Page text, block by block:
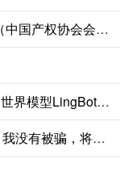
世纪配资 落实两会精神 产权行业会长谈（中国产权协会会长—庞国标）
世纪配资 继“三连发”后 蚂蚁灵波开源具身世界模型LingBot-VA
世纪配资 郭艾伦发文否认被骗近千万元：我没有被骗，将追究造谣者责任